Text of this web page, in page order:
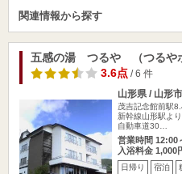
関連情報から探す
五感の湯 つるや （つるや
3.6点/ 6 件
山形県 / 山形
茂吉記念館前駅
新幹線山形駅よ
自動車道30…
営業時間 12:00
入浴料金 1,000
日帰り 宿泊